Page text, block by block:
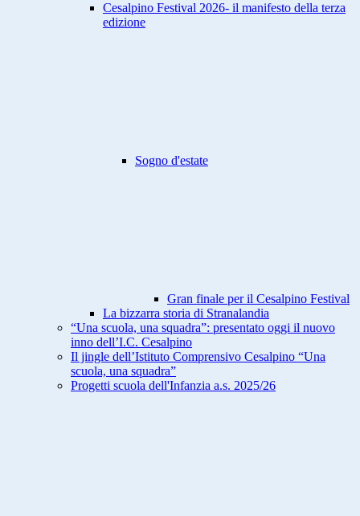
Cesalpino Festival 2026- il manifesto della terza
edizione
Sogno d'estate
Gran finale per il Cesalpino Festival
La bizzarra storia di Stranalandia
“Una scuola, una squadra”: presentato oggi il nuovo
inno dell’I.C. Cesalpino
Il jingle dell’Istituto Comprensivo Cesalpino “Una
scuola, una squadra”
Progetti scuola dell'Infanzia a.s. 2025/26